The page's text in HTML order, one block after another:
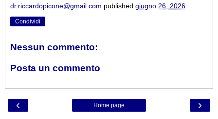
dr.riccardopicone@gmail.com published giugno 26, 2026
Condividi
Nessun commento:
Posta un commento
‹ ›
Home page